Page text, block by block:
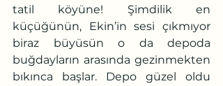
tatil köyüne! Şimdilik en
küçüğünün, Ekin’in sesi çıkmıyor
biraz büyüsün o da depoda
buğdayların arasında gezinmekten
bıkınca başlar. Depo güzel oldu